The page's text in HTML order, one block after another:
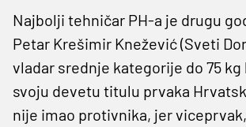
Najbolji tehničar PH-a je drugu
Petar Krešimir Knežević (Sveti
vladar srednje kategorije do 75
svoju devetu titulu prvaka
nije imao protivnika, jer